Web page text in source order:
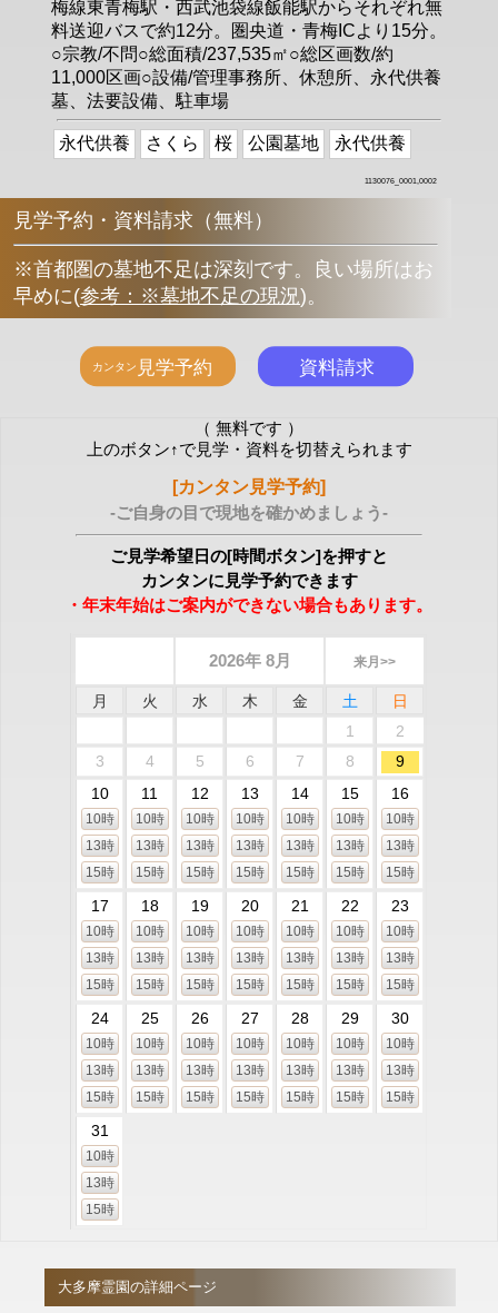
梅線東青梅駅・西武池袋線飯能駅からそれぞれ無
料送迎バスで約12分。圏央道・青梅ICより15分。
○宗教/不問○総面積/237,535㎡○総区画数/約
11,000区画○設備/管理事務所、休憩所、永代供養
墓、法要設備、駐車場
永代供養 さくら 桜 公園墓地 永代供養
1130076_0001,0002
見学予約・資料請求（無料）
※首都圏の墓地不足は深刻です。良い場所はお
早めに(参考：※墓地不足の現況)。
（ 無料です ）
上のボタン↑で見学・資料を切替えられます
[カンタン見学予約]
-ご自身の目で現地を確かめましょう-
ご見学希望日の[時間ボタン]を押すと
カンタンに見学予約できます
・年末年始はご案内ができない場合もあります。
2026年 8月 来月>>
月 火 水 木 金 土
日
1
2
3
4 5 6 7 8
9
10
10時
13時
15時
11
10時
13時
15時
12
10時
13時
15時
13
10時
13時
15時
14
10時
13時
15時
15
10時
13時
15時
16
10時
13時
15時
17
10時
13時
15時
18
10時
13時
15時
19
10時
13時
15時
20
10時
13時
15時
21
10時
13時
15時
22
10時
13時
15時
23
10時
13時
15時
24
10時
13時
15時
25
10時
13時
15時
26
10時
13時
15時
27
10時
13時
15時
28
10時
13時
15時
29
10時
13時
15時
30
10時
13時
15時
31
10時
13時
15時
大多摩霊園の詳細ページ